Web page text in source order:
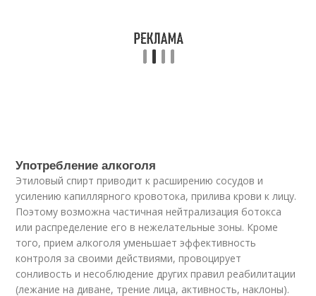
Употребление алкоголя
Этиловый спирт приводит к расширению сосудов и
усилению капиллярного кровотока, прилива крови к лицу.
Поэтому возможна частичная нейтрализация ботокса
или распределение его в нежелательные зоны. Кроме
того, прием алкоголя уменьшает эффективность
контроля за своими действиями, провоцирует
сонливость и несоблюдение других правил реабилитации
(лежание на диване, трение лица, активность, наклоны).